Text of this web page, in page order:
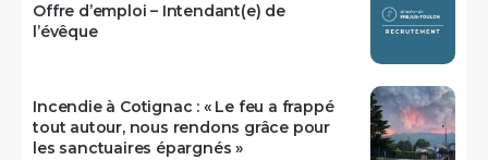
Offre d’emploi – Intendant(e) de
l’évêque
Incendie à Cotignac : « Le feu a frappé
tout autour, nous rendons grâce pour
les sanctuaires épargnés »